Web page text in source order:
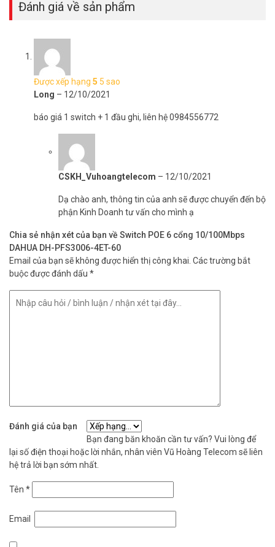
Đánh giá về sản phẩm
Được xếp hạng 5 5 sao
Long – 12/10/2021
báo giá 1 switch + 1 đầu ghi, liên hệ 0984556772
CSKH_Vuhoangtelecom – 12/10/2021
Dạ chào anh, thông tin của anh sẽ được chuyển đến bộ
phận Kinh Doanh tư vấn cho mình ạ
Chia sẻ nhận xét của bạn về Switch POE 6 cổng 10/100Mbps
DAHUA DH-PFS3006-4ET-60
Email của bạn sẽ không được hiển thị công khai. Các trường bắt
buộc được đánh dấu *
Đánh giá của bạn
Bạn đang băn khoăn cần tư vấn? Vui lòng để
lại số điện thoại hoặc lời nhắn, nhân viên Vũ Hoàng Telecom sẽ liên
hệ trả lời bạn sớm nhất.
Tên *
Email